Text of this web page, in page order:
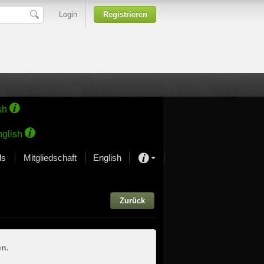
Login Registrieren
Mitgliedschaft English
Kunsthäuser
Zurück